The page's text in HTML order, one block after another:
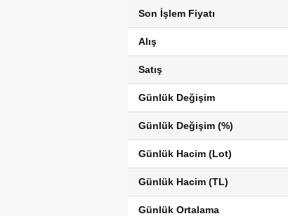
Son İşlem Fiyatı
Alış
Satış
Günlük Değişim
Günlük Değişim (%)
Günlük Hacim (Lot)
Günlük Hacim (TL)
Günlük Ortalama